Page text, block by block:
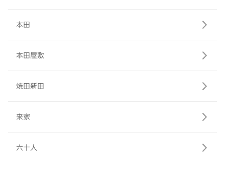
本田
本田屋敷
焼田新田
来家
六十人